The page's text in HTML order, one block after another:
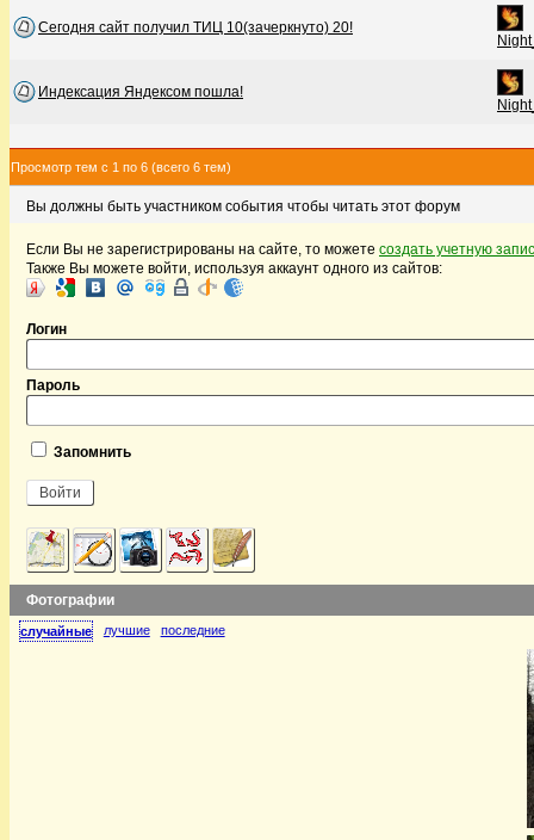
Сегодня сайт получил ТИЦ 10(зачеркнуто) 20!
Индексация Яндексом пошла!
Просмотр тем с 1 по 6 (всего 6 тем)
Вы должны быть участником события чтобы читать этот форум
Если Вы не зарегистрированы на сайте, то можете создать учетную
Также Вы можете войти, используя аккаунт одного из сайтов:
Логин
Пароль
Запомнить
Фотографии
случайные лучшие последние